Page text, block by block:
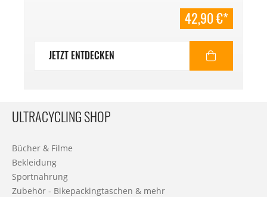
42,90 €*
JETZT ENTDECKEN
ULTRACYCLING SHOP
Bücher & Filme
Bekleidung
Sportnahrung
Zubehör - Bikepackingtaschen & mehr